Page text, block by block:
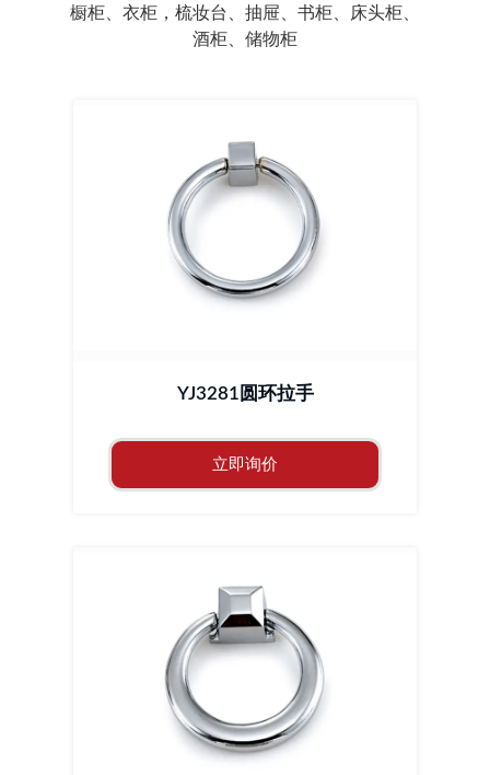
橱柜、衣柜，梳妆台、抽屉、书柜、床头柜、
酒柜、储物柜
YJ3281圆环拉手
立即询价